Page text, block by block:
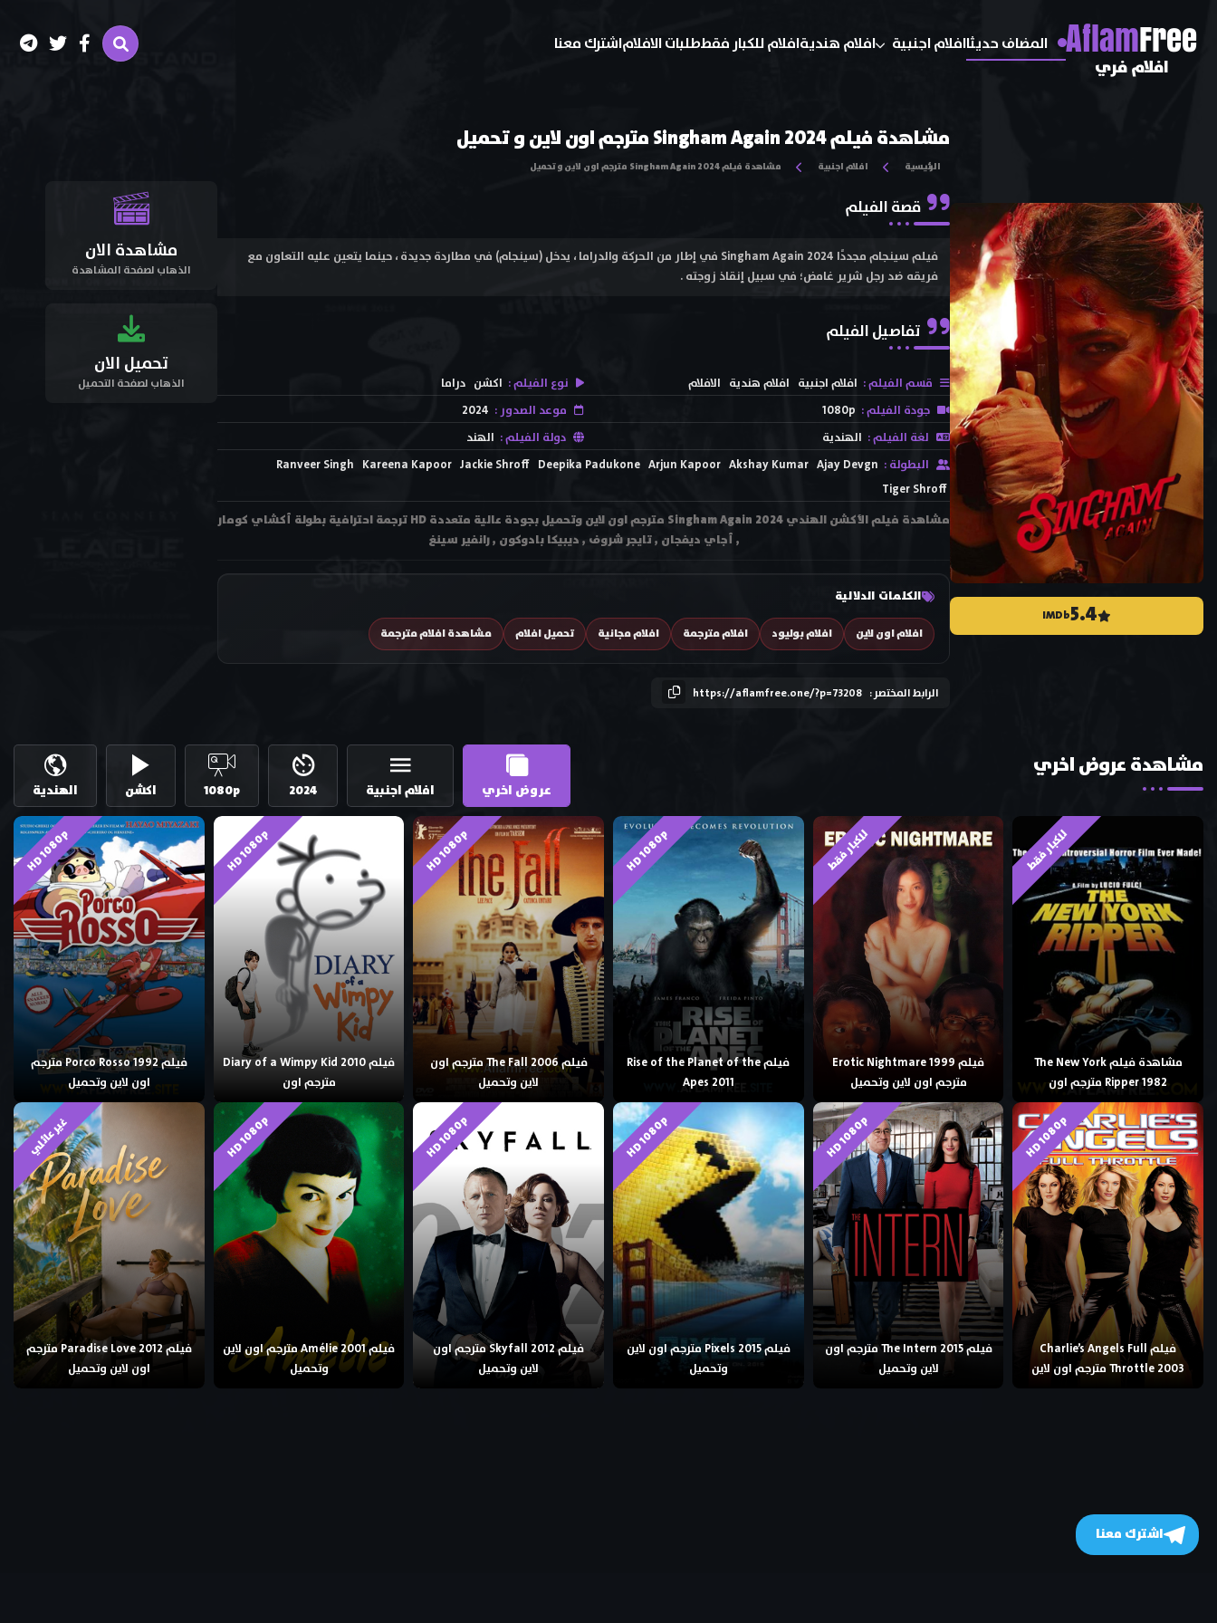
AflamFree
افلام فري
المضاف حديثاافلام اجنبية افلام هنديةافلام للكبار فقططلبات الافلاماشترك معنا
5.4
IMDb
مشاهدة فيلم Singham Again 2024 مترجم اون لاين و تحميل
الرئيسية افلام اجنبية مشاهدة فيلم Singham Again 2024 مترجم اون لاين و تحميل
قصة الفيلم
فيلم سينجام مجددًا Singham Again 2024 في إطار من الحركة والدراما ، يدخل (سينجام) في مطاردة جديدة ، حينما يتعين عليه التعاون مع
فريقه ضد رجل شرير غامض؛ في سبيل إنقاذ زوجته .
تفاصيل الفيلم
قسم الفيلم : افلام اجنبية افلام هندية الافلام نوع الفيلم : اكشن دراما
جودة الفيلم : 1080p موعد الصدور : 2024
لغة الفيلم : الهندية دولة الفيلم : الهند
البطولة : Ajay Devgn
Akshay Kumar
Arjun Kapoor
Deepika Padukone
Jackie Shroff
Kareena Kapoor
Ranveer Singh
Tiger Shroff
مشاهدة فيلم الأكشن الهندي Singham Again 2024 مترجم اون لاين وتحميل بجودة عالية متعددة HD ترجمة احترافية بطولة أكشاي كومار
, أجاي ديفجان , تايجر شروف , ديبيكا بادوكون , رانفير سينغ
الكلمات الدلالية
افلام اون لاين افلام بوليود افلام مترجمة افلام مجانية تحميل افلام مشاهدة افلام مترجمة
الرابط المختصر : https://aflamfree.one/?p=73208
مشاهدة الان
الذهاب لصفحة المشاهدة
تحميل الان
الذهاب لصفحة التحميل
مشاهدة عروض اخري
عروض اخري افلام اجنبية 2024
1080p اكشن الهندية
للكبار فقط
مشاهدة فيلم The New York
Ripper 1982 مترجم اون
للكبار فقط
فيلم Erotic Nightmare 1999
مترجم اون لاين وتحميل
HD 1080p
فيلم Rise of the Planet of the
Apes 2011
HD 1080p
فيلم The Fall 2006 مترجم اون
لاين وتحميل
HD 1080p
فيلم Diary of a Wimpy Kid 2010
مترجم اون
HD 1080p
فيلم Porco Rosso 1992 مترجم
اون لاين وتحميل
HD 1080p
فيلم Charlie’s Angels Full
Throttle 2003 مترجم اون لاين
HD 1080p
فيلم The Intern 2015 مترجم اون
لاين وتحميل
HD 1080p
فيلم Pixels 2015 مترجم اون لاين
وتحميل
HD 1080p
فيلم Skyfall 2012 مترجم اون
لاين وتحميل
HD 1080p
فيلم Amélie 2001 مترجم اون لاين
وتحميل
غير عائلي
فيلم Paradise Love 2012 مترجم
اون لاين وتحميل
اشترك معنا